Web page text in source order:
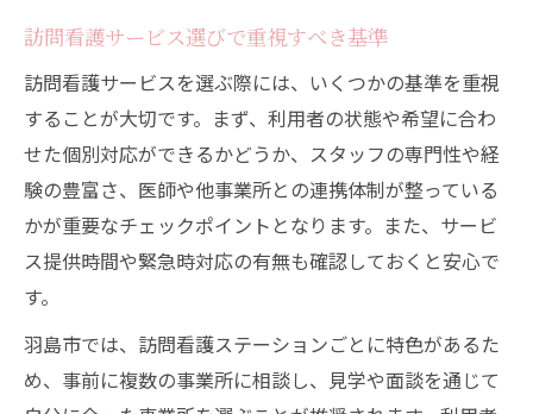
訪問看護サービス選びで重視すべき基準
訪問看護サービスを選ぶ際には、いくつかの基準を重視
することが大切です。まず、利用者の状態や希望に合わ
せた個別対応ができるかどうか、スタッフの専門性や経
験の豊富さ、医師や他事業所との連携体制が整っている
かが重要なチェックポイントとなります。また、サービ
ス提供時間や緊急時対応の有無も確認しておくと安心で
す。
羽島市では、訪問看護ステーションごとに特色があるた
め、事前に複数の事業所に相談し、見学や面談を通じて